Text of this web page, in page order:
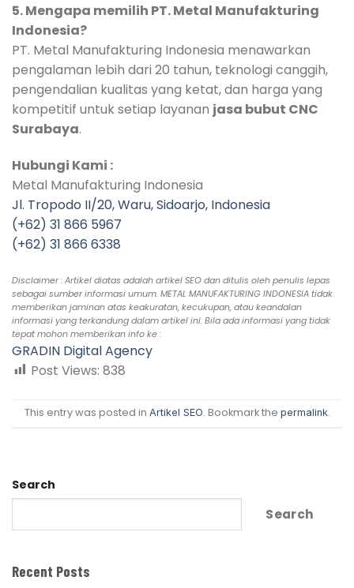
5. Mengapa memilih PT. Metal Manufakturing
Indonesia?
PT. Metal Manufakturing Indonesia menawarkan
pengalaman lebih dari 20 tahun, teknologi canggih,
pengendalian kualitas yang ketat, dan harga yang
kompetitif untuk setiap layanan jasa bubut CNC
Surabaya.
Hubungi Kami :
Metal Manufakturing Indonesia
Jl. Tropodo II/20, Waru, Sidoarjo, Indonesia
(+62) 31 866 5967
(+62) 31 866 6338
Disclaimer : Artikel diatas adalah artikel SEO dan ditulis oleh penulis lepas
sebagai sumber informasi umum. METAL MANUFAKTURING INDONESIA tidak
memberikan jaminan atas keakuratan, kecukupan, atau keandalan
informasi yang terkandung dalam artikel ini. Bila ada informasi yang tidak
tepat mohon memberikan info ke :
GRADIN Digital Agency
Post Views: 838
This entry was posted in Artikel SEO. Bookmark the permalink.
Search
Search
Recent Posts